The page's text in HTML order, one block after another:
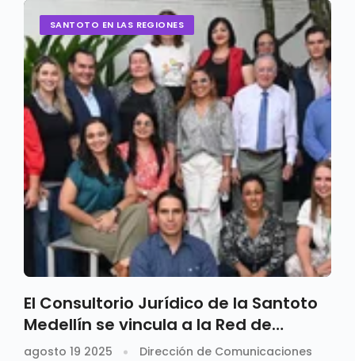
SANTOTO EN LAS REGIONES
El Consultorio Jurídico de la Santoto
Medellín se vincula a la Red de
Consultorios Jurídicos de Antioquia
agosto 19 2025 Dirección de Comunicaciones